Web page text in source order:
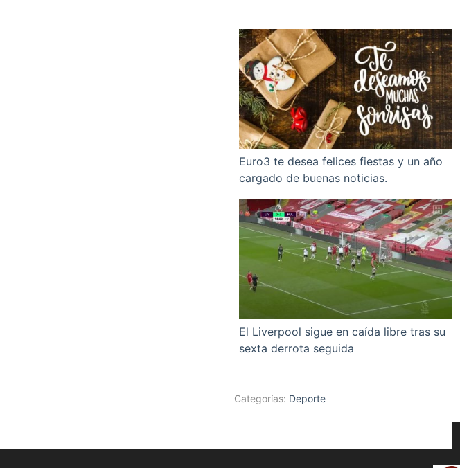
Euro3 te desea felices fiestas y un año
cargado de buenas noticias.
El Liverpool sigue en caída libre tras su
sexta derrota seguida
Categorías: Deporte